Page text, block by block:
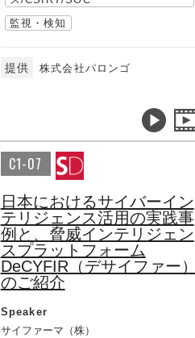
監視・検知
提供 株式会社パロンゴ
C1-07
日本におけるサイバーイン
テリジェンス活用の実践事
例と、脅威インテリジェン
スプラットフォーム
DeCYFIR（デサイファー）
のご紹介
Speaker
サイファーマ（株）